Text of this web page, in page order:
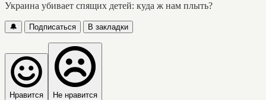
Украина убивает спящих детей: куда ж нам плыть?
🔔 Подписаться В закладки
Нравится Не нравится